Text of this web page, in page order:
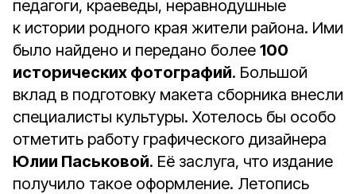
педагоги, краеведы, неравнодушные
к истории родного края жители района. Ими
было найдено и передано более 100
исторических фотографий. Большой
вклад в подготовку макета сборника внесли
специалисты культуры. Хотелось бы особо
отметить работу графического дизайнера
Юлии Паськовой. Её заслуга, что издание
получило такое оформление. Летопись